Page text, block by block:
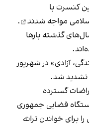
کنسرت با
مواجه شدند
.
گذشته بارها
آزادی» در شهریور
گسترده
قضایی جمهوری
برای خواندن ترانه